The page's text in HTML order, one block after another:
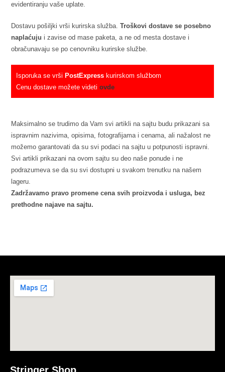
evidentiranju vaše uplate.
Dostavu pošiljki vrši kurirska služba.Troškovi dostave se posebno
naplaćuju i zavise od mase paketa, a ne od mesta dostave i
obračunavaju se po cenovniku kurirske službe.
Isporuka se vrši PostExpress kurirskom službom
Cenu dostave možete videtiovde
Maksimalno se trudimo da Vam svi artikli na sajtu budu prikazani sa
ispravnim nazivima, opisima, fotografijama i cenama, ali nažalost ne
možemo garantovati da su svi podaci na sajtu u potpunosti ispravni.
Svi artikli prikazani na ovom sajtu su deo naše ponude i ne
podrazumeva se da su svi dostupni u svakom trenutku na našem
lageru.
Zadržavamo pravo promene cena svih proizvoda i usluga, bez
prethodne najave na sajtu.